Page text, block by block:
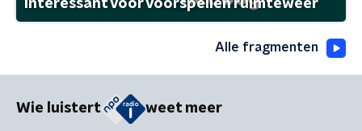
interessant voor voorspellen ruimteweer
Alle fragmenten
Wie luistert weet meer